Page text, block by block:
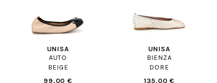
UNISA
AUTO
BEIGE
99.00 €
UNISA
BIENZA
DORE
135.00 €